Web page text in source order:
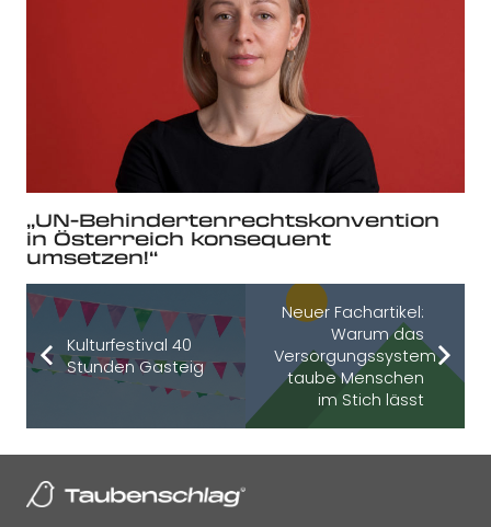
„UN-Behindertenrechtskonvention
in Österreich konsequent
umsetzen!“
Kulturfestival 40
Stunden Gasteig
Neuer Fachartikel:
Warum das
Versorgungssystem
taube Menschen
im Stich lässt